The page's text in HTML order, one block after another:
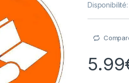
Disponibilité:
5.99